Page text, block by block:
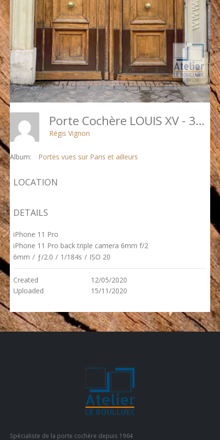
Porte Cochère LOUIS XV - 34 RUE VIGNON PARIS 9
Régis Vignon
Album: Portes vues sur Paris et ailleurs
LOCATION
DETAILS
iPhone 11 Pro
iPhone 11 Pro back triple camera 6mm f/2
6mm / ƒ/2.0 / 1/184s / ISO 20
Created
12/05/2020
Uploaded
15/11/2020
Spécialiste de la porte cochère depuis 1964